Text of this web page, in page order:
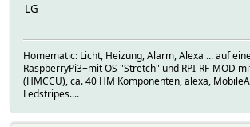
LG
Homematic: Licht, Heizung, Alarm, Alexa ... auf
RaspberryPi3+mit OS "Stretch" und RPI-RF-MOD
(HMCCU), ca. 40 HM Komponenten, alexa,
Ledstripes....